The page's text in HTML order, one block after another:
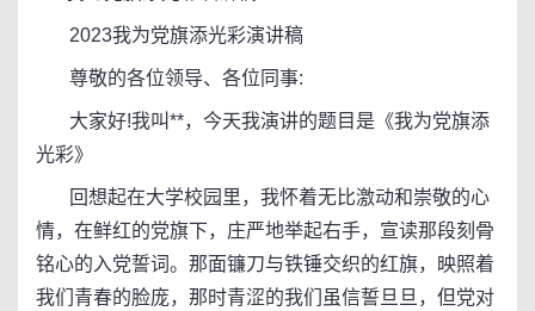
2023我为党旗添光彩演讲稿
尊敬的各位领导、各位同事:
大家好!我叫**，今天我演讲的题目是《我为党旗添
光彩》
回想起在大学校园里，我怀着无比激动和崇敬的心
情，在鲜红的党旗下，庄严地举起右手，宣读那段刻骨
铭心的入党誓词。那面镰刀与铁锤交织的红旗，映照着
我们青春的脸庞，那时青涩的我们虽信誓旦旦，但党对